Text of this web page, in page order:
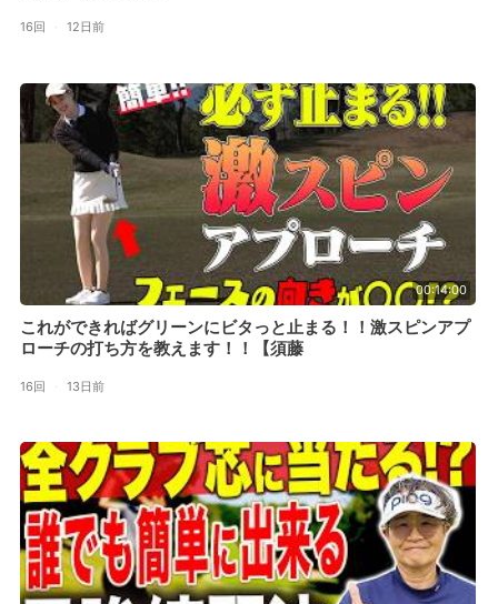
16回 · 12日前
00:14:00
これができればグリーンにビタっと止まる！！激スピンアプ
ローチの打ち方を教えます！！【須藤
16回 · 13日前